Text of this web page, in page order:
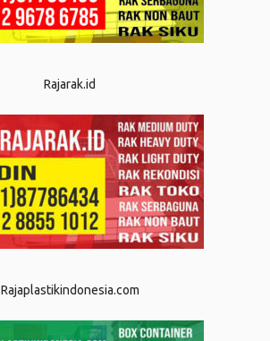
Rajarak.id
Rajaplastikindonesia.com